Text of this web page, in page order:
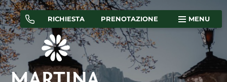
RICHIESTA PRENOTAZIONE MENU
CAMERE APPARTAMENTI